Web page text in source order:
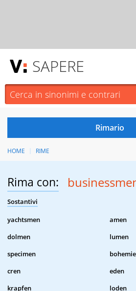
SAPERE
HOME RIME
Rima con:
Sostantivi
yachtsmen
amen
dolmen
lumen
specimen
cren
eden
krapfen
loden